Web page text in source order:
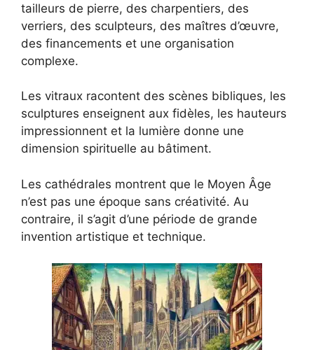
tailleurs de pierre, des charpentiers, des
verriers, des sculpteurs, des maîtres d’œuvre,
des financements et une organisation
complexe.
Les vitraux racontent des scènes bibliques, les
sculptures enseignent aux fidèles, les hauteurs
impressionnent et la lumière donne une
dimension spirituelle au bâtiment.
Les cathédrales montrent que le Moyen Âge
n’est pas une époque sans créativité. Au
contraire, il s’agit d’une période de grande
invention artistique et technique.